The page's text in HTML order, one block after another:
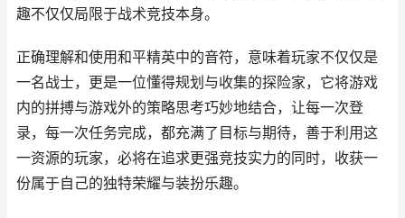
趣不仅仅局限于战术竞技本身。
正确理解和使用和平精英中的音符，意味着玩家不仅仅是
一名战士，更是一位懂得规划与收集的探险家，它将游戏
内的拼搏与游戏外的策略思考巧妙地结合，让每一次登
录，每一次任务完成，都充满了目标与期待，善于利用这
一资源的玩家，必将在追求更强竞技实力的同时，收获一
份属于自己的独特荣耀与装扮乐趣。